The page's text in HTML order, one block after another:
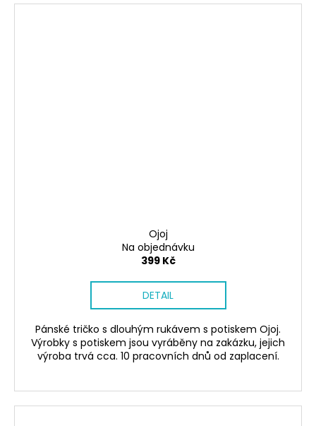
Ojoj
Na objednávku
399 Kč
DETAIL
Pánské tričko s dlouhým rukávem s potiskem Ojoj.
Výrobky s potiskem jsou vyráběny na zakázku, jejich
výroba trvá cca. 10 pracovních dnů od zaplacení.